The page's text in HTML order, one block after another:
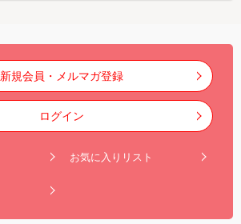
新規会員・メルマガ登録
ログイン
お気に入りリスト